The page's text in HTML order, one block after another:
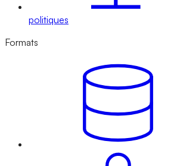
politiques
Formats